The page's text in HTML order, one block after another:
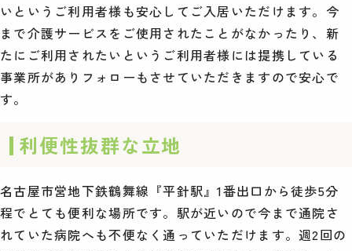
いというご利用者様も安心してご入居いただけます。今
まで介護サービスをご使用されたことがなかったり、新
たにご利用されたいというご利用者様には提携している
事業所がありフォローもさせていただきますので安心で
す。
利便性抜群な立地
名古屋市営地下鉄鶴舞線『平針駅』1番出口から徒歩5分
程でとても便利な場所です。駅が近いので今まで通院さ
れていた病院へも不便なく通っていただけます。週2回の